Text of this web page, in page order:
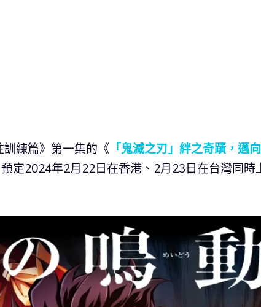
練篇》第一集的《 「鬼滅之刃」絆之奇蹟，邁
定2024年2月22日在香港、2月23日在台灣同時